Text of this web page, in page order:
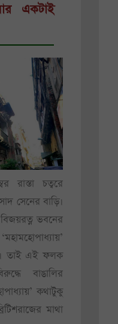
একটাই
চত্বরে
সেনের বাড়ি।
ভবনের
তাই এই ফলক
বাঙালির
কথাটুকু
মাথা